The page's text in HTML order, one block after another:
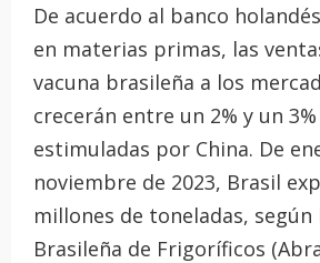
De acuerdo al banco
en materias primas, las
vacuna brasileña a los
crecerán entre un 2% y un
estimuladas por China. De
noviembre de 2023, Brasil
millones de toneladas, según
Brasileña de Frigoríficos